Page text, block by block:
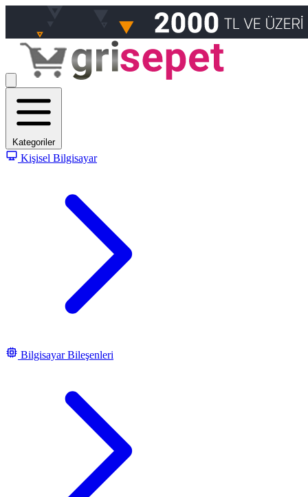
Kategoriler
Kişisel Bilgisayar
Bilgisayar Bileşenleri